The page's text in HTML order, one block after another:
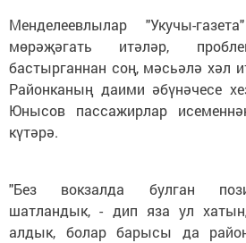
Менделеевлылар "Укучы-
мөрәҗәгать итәләр,
бастырганнан соң, мәсьәлә хәл
Районканың даими әбүнәчесе
Юнысов пассажирлар
күтәрә.
"Без вокзалда булган
шатландык, - дип яза ул
алдык, болар барысы да